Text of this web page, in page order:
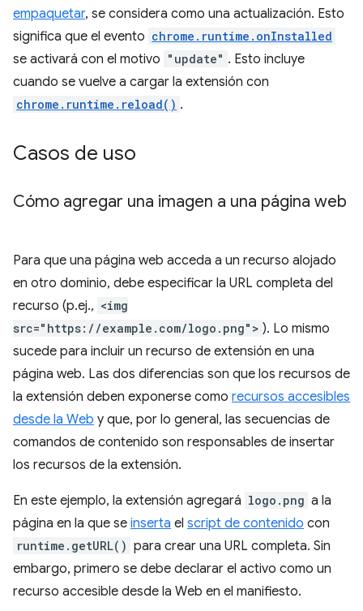
empaquetar, se considera como una actualización. Esto
significa que el evento chrome.runtime.onInstalled
se activará con el motivo "update" . Esto incluye
cuando se vuelve a cargar la extensión con
chrome.runtime.reload() .
Casos de uso
Cómo agregar una imagen a una página web
Para que una página web acceda a un recurso alojado
en otro dominio, debe especificar la URL completa del
recurso (p.ej., <img
src="https://example.com/logo.png"> ). Lo mismo
sucede para incluir un recurso de extensión en una
página web. Las dos diferencias son que los recursos de
la extensión deben exponerse como recursos accesibles
desde la Web y que, por lo general, las secuencias de
comandos de contenido son responsables de insertar
los recursos de la extensión.
En este ejemplo, la extensión agregará logo.png a la
página en la que se inserta el script de contenido con
runtime.getURL() para crear una URL completa. Sin
embargo, primero se debe declarar el activo como un
recurso accesible desde la Web en el manifiesto.